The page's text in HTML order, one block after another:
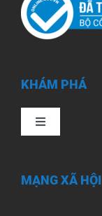
KHÁM PHÁ
Toggle
MẠNG XÃ HỘI